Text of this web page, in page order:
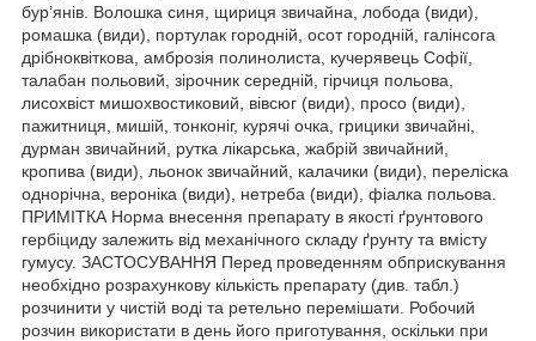
бур’янів. Волошка синя, щириця звичайна, лобода (види),
ромашка (види), портулак городній, осот городній, галінсога
дрібноквіткова, амброзія полинолиста, кучерявець Софії,
талабан польовий, зірочник середній, гірчиця польова,
лисохвіст мишохвостиковий, вівсюг (види), просо (види),
пажитниця, мишій, тонконіг, курячі очка, грицики звичайні,
дурман звичайний, рутка лікарська, жабрій звичайний,
кропива (види), льонок звичайний, калачики (види), переліска
однорічна, вероніка (види), нетреба (види), фіалка польова.
ПРИМІТКА Норма внесення препарату в якості ґрунтового
гербіциду залежить від механічного складу ґрунту та вмісту
гумусу. ЗАСТОСУВАННЯ Перед проведенням обприскування
необхідно розрахункову кількість препарату (див. табл.)
розчинити у чистій воді та ретельно перемішати. Робочий
розчин використати в день його приготування, оскільки при